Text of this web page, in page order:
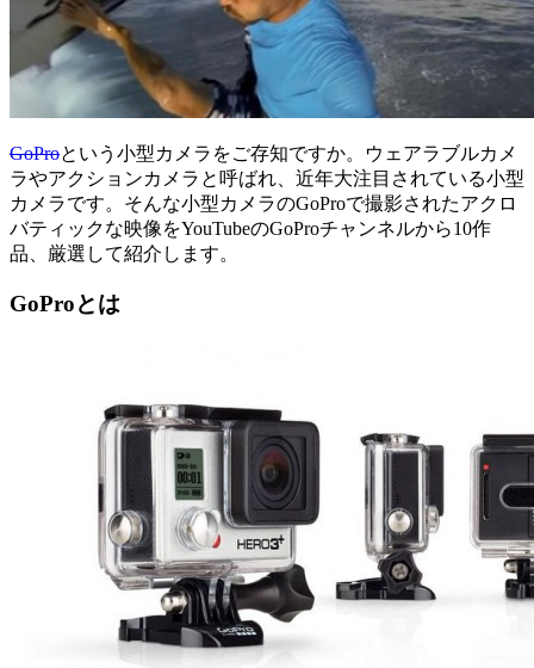
GoProという小型カメラをご存知ですか。ウェアラブルカメ
ラやアクションカメラと呼ばれ、近年大注目されている小型
カメラです。そんな小型カメラのGoProで撮影されたアクロ
バティックな映像をYouTubeのGoProチャンネルから10作
品、厳選して紹介します。
GoProとは